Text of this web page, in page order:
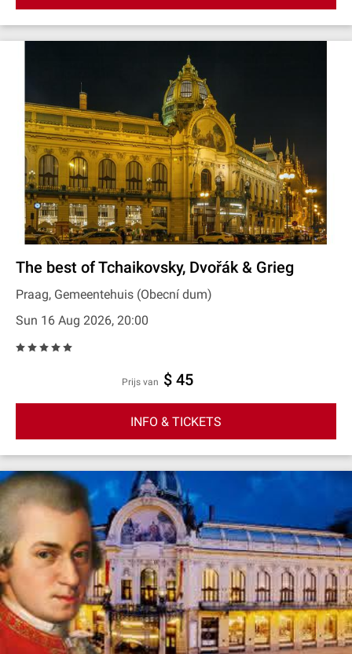
The best of Tchaikovsky, Dvořák & Grieg
Praag, Gemeentehuis (Obecní dum)
Sun 16 Aug 2026, 20:00
prijs van $ 45
INFO & TICKETS